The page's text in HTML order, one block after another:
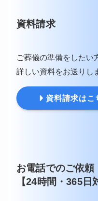
資料請求
ご葬儀の準備をしたい
詳しい資料をお送りし
資料請求はこ
お電話でのご依頼
【24時間・365日